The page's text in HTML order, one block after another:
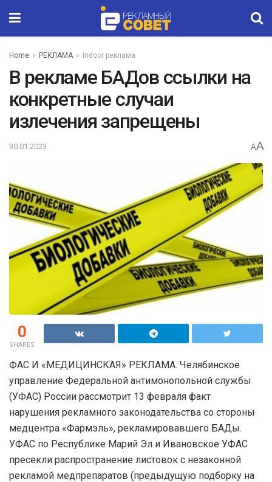
Home РЕКЛАМА Indoor реклама
В рекламе БАДов ссылки на
конкретные случаи
излечения запрещены
30.01.2023 AA
0
SHARES
ФАС И «МЕДИЦИНСКАЯ» РЕКЛАМА. Челябинское
управление Федеральной антимонопольной службы
(УФАС) России рассмотрит 13 февраля факт
нарушения рекламного законодательства со стороны
медцентра «Фармэль», рекламировавшего БАДы.
УФАС по Республике Марий Эл и Ивановское УФАС
пресекли распространение листовок с незаконной
рекламой медпрепаратов (предыдущую подборку на